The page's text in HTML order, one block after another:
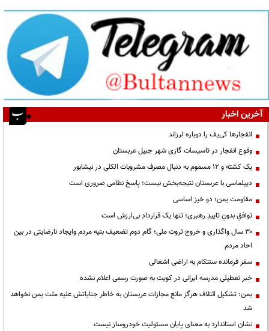
آخرین اخبار
انفجارها کی‌یف را دوباره لرزاند
وقوع انفجار در تاسیسات گازی شهر جبیل عربستان
یک کشته و ۱۲ مسموم به دنبال مصرف مشروبات الکلی در نیشابور
دیپلماسی با عربستان نتیجه‌بخش نیست؛ پاسخ نظامی ضروری است
مقاومت یمن؛ دو خیز اساسی
توافقِ بدونِ تاییدِ رهبری؛ تنها یک قراردادِ بی‌ارزش است
۳۰ سال واگذاری و خروج ثروت ملی؛ گام دوم تضعیف بنیه مردم وایجاد نارضایتی در بین
احاد مردم
سفر فرمانده سنتکام به اراضی اشغالی
خبر تعطیلی مدرسه ایرانی در کویت به صورت رسمی اعلام نشده
یمن: تشکیل ائتلاف هرگز مانع مجازات عربستان به خاطر جنایاتش علیه ملت یمن نخواهد
شد
نشان استاندارد به معنای پایان مسئولیت خودروساز نیست